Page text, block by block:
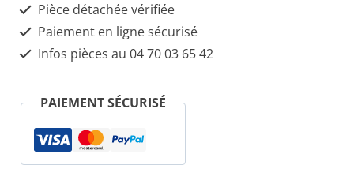
Quattroporte
à
reprogrammer
Pièce détachée vérifiée
Paiement en ligne sécurisé
Infos pièces au 04 70 03 65 42
PAIEMENT SÉCURISÉ